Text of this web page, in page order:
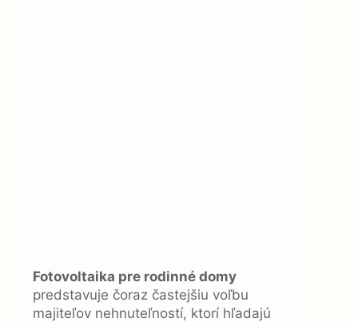
Fotovoltaika pre rodinné domy
predstavuje čoraz častejšiu voľbu
majiteľov nehnuteľností, ktorí hľadajú